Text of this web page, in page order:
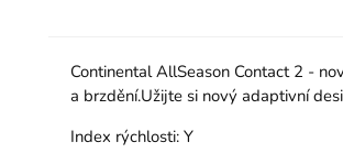
Continental AllSeason Contact 2 -
a brzdění.Užijte si nový adaptivní
Index rýchlosti:Y